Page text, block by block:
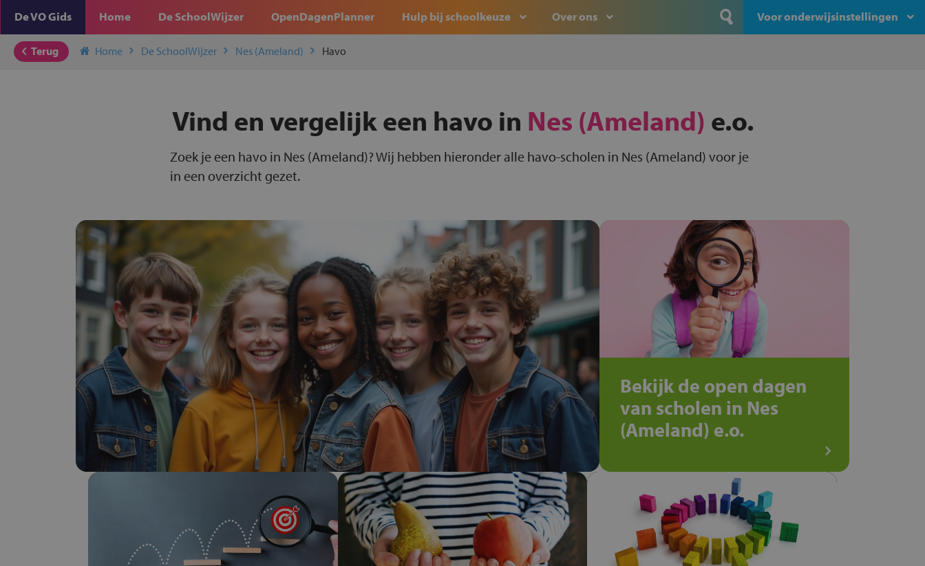
De VO Gids Home De SchoolWijzer OpenDagenPlanner Hulp bij schoolkeuze Over ons Voor onderwijsinstellingen
Terug Home De SchoolWijzer Nes (Ameland) Havo
Vind en vergelijk een havo in Nes (Ameland) e.o.
Zoek je een havo in Nes (Ameland)? Wij hebben hieronder alle havo-scholen in Nes (Ameland) voor je
in een overzicht gezet.
Bekijk de open dagen
van scholen in Nes
(Ameland) e.o.